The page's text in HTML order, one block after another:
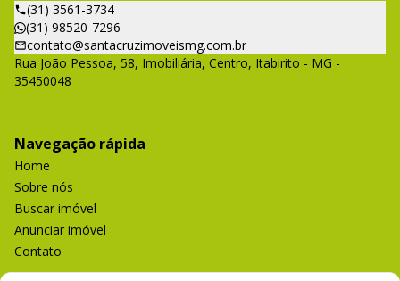
(31) 3561-3734
(31) 98520-7296
contato@santacruzimoveismg.com.br
Rua João Pessoa, 58, Imobiliária, Centro, Itabirito - MG -
35450048
Navegação rápida
Home
Sobre nós
Buscar imóvel
Anunciar imóvel
Contato